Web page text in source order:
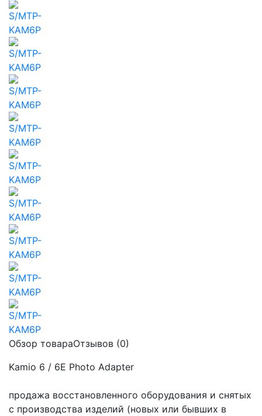
Обзор товараОтзывов (0)
Kamio 6 / 6E Photo Adapter
продажа восстановленного оборудования и снятых
с производства изделий (новых или бывших в